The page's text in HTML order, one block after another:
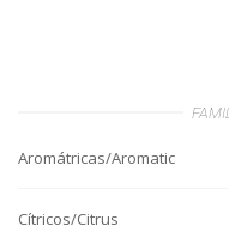
Aromátricas/Aromatic
Cítricos/Citrus